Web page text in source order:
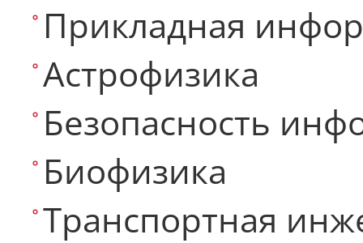
Прикладная
Астрофизика
Безопасность
Биофизика
Транспортная